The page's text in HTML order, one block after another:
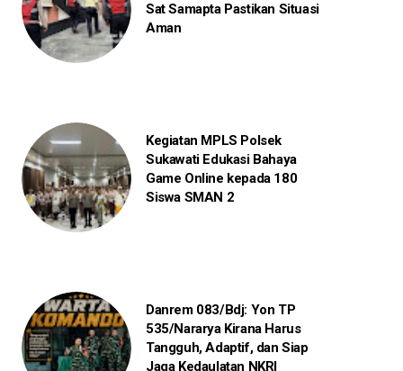
Sat Samapta Pastikan Situasi
Aman
Kegiatan MPLS Polsek
Sukawati Edukasi Bahaya
Game Online kepada 180
Siswa SMAN 2
Danrem 083/Bdj: Yon TP
535/Nararya Kirana Harus
Tangguh, Adaptif, dan Siap
Jaga Kedaulatan NKRI